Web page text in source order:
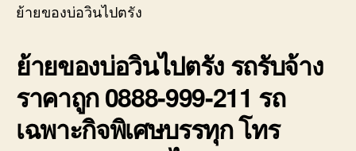
ย้ายของบ่อวินไปตรัง
ย้ายของบ่อวินไปตรัง รถรับจ้าง
ราคาถูก 0888-999-211 รถ
เฉพาะกิจพิเศษบรรทุก โทร